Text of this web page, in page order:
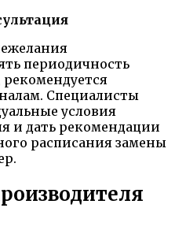
периодичность
Специалисты
условия
и дать рекомендации
расписания замены